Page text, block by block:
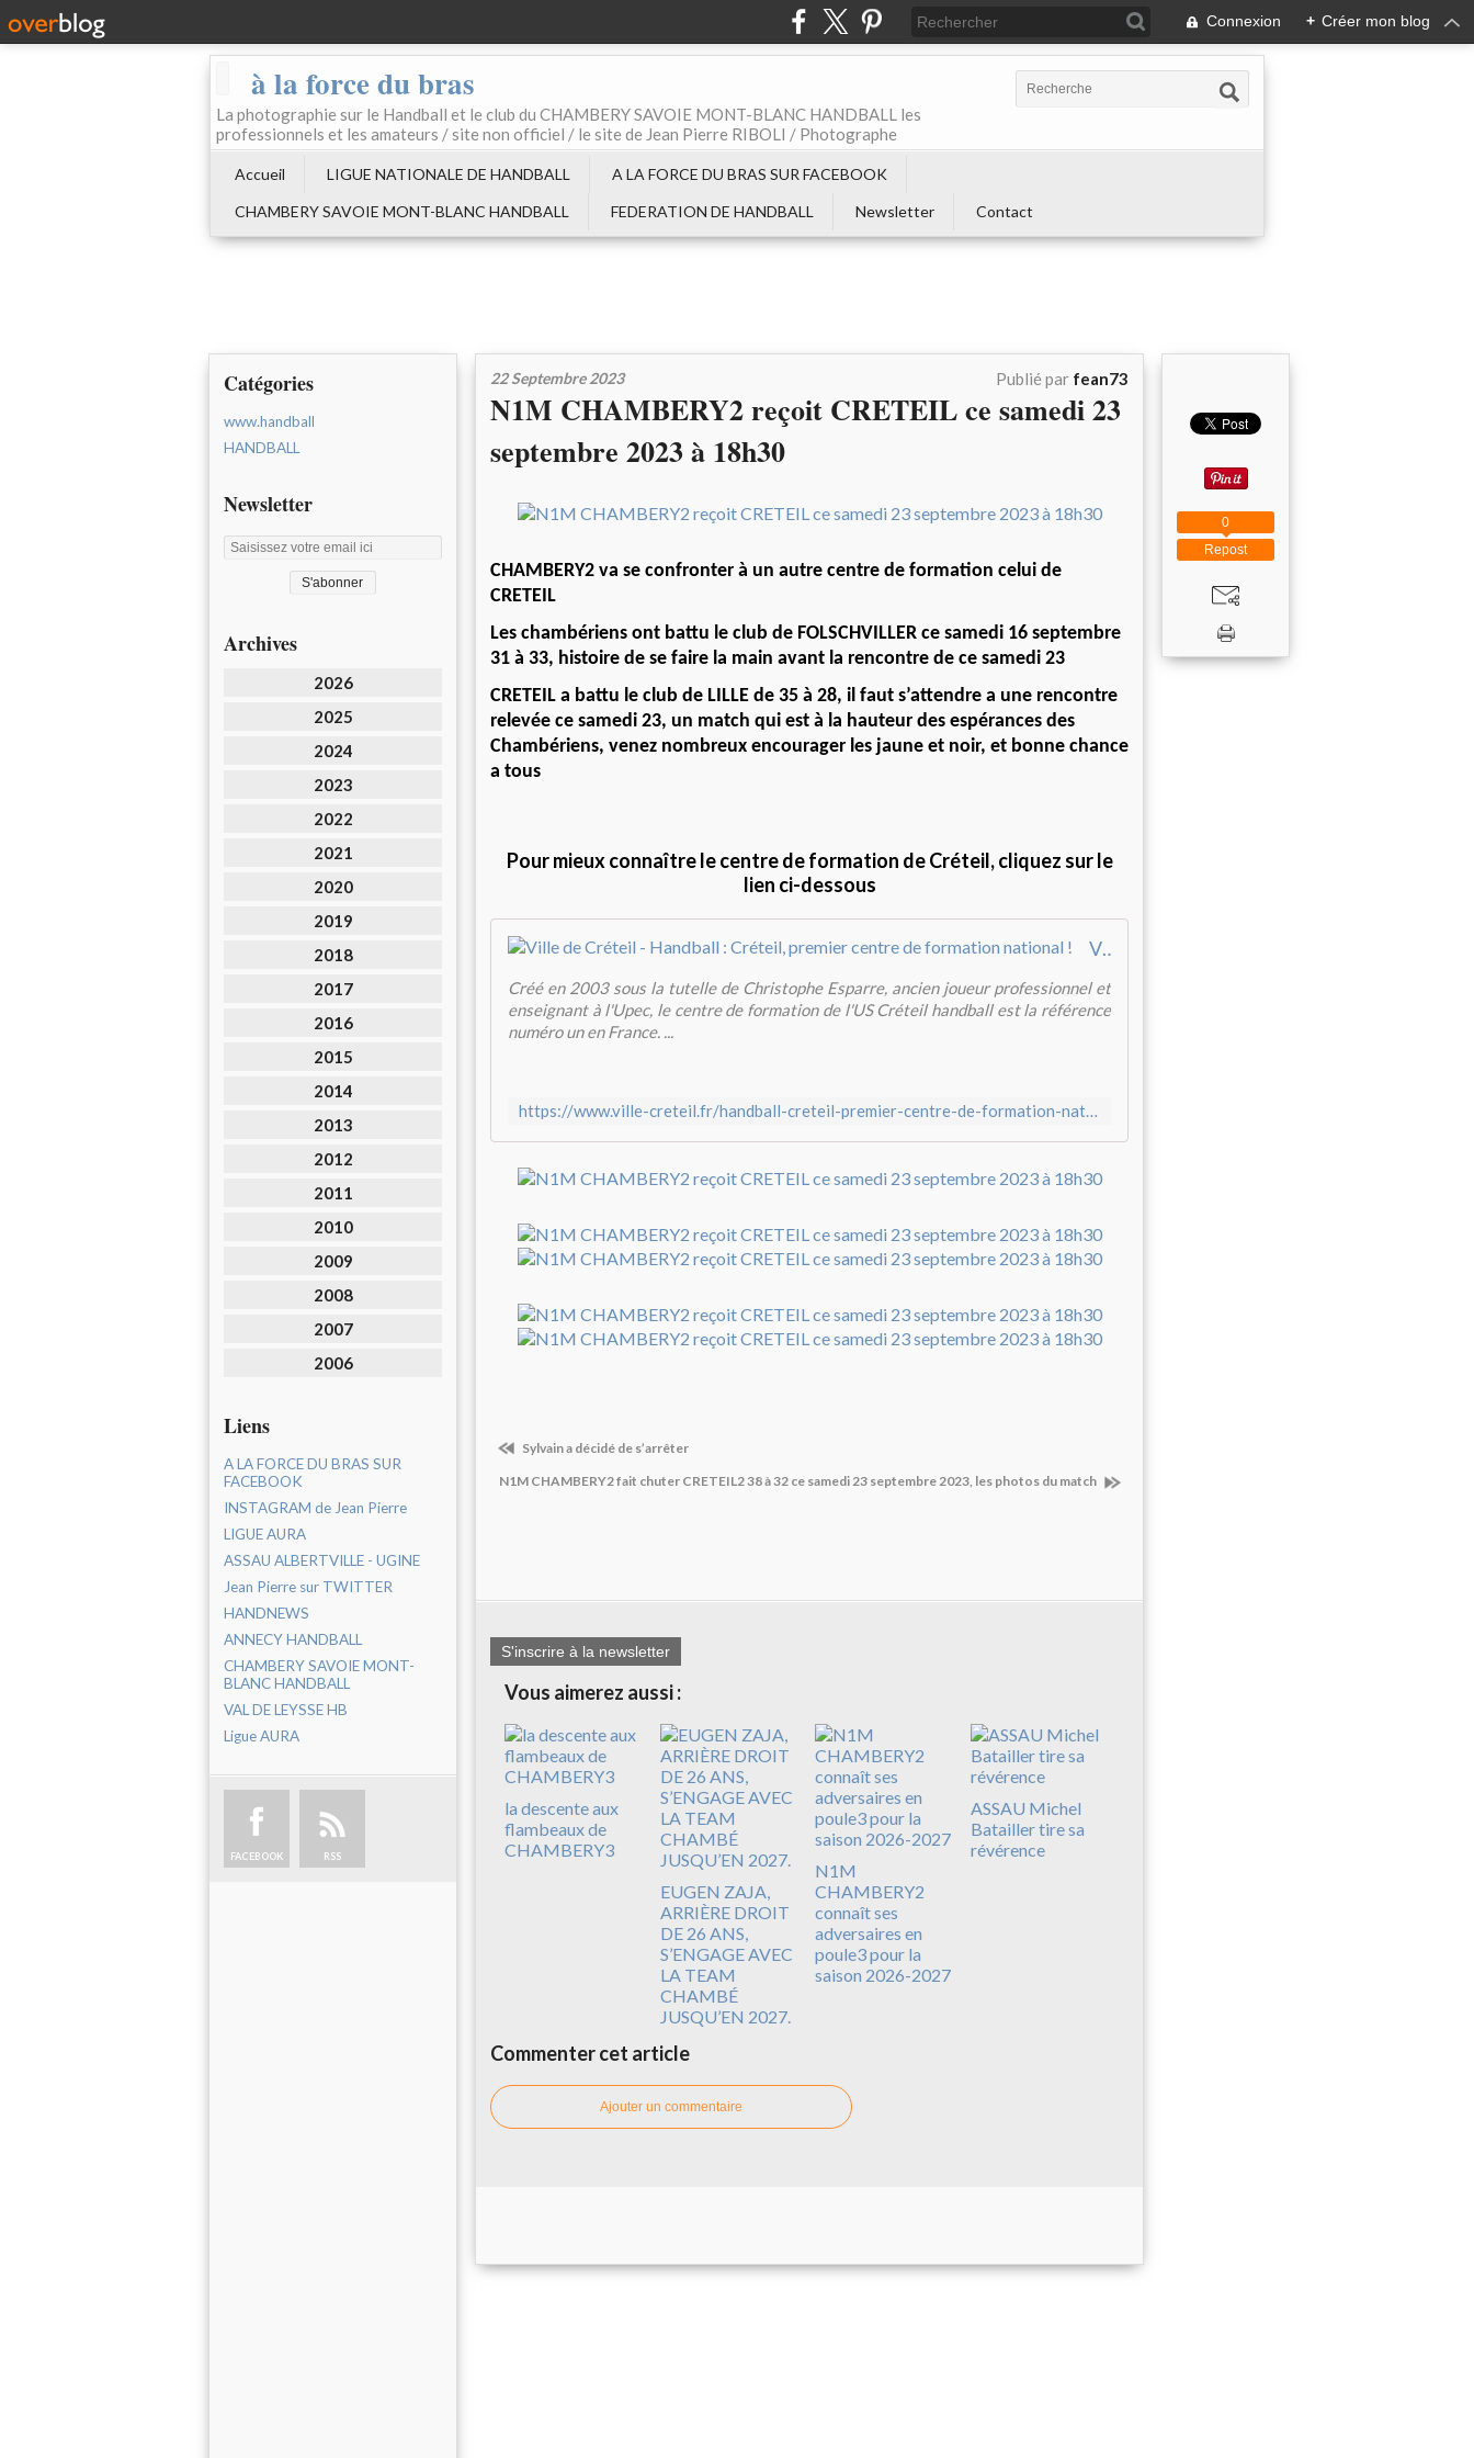
Connexion + Créer mon blog
à la force du bras
La photographie sur le Handball et le club du CHAMBERY SAVOIE MONT-BLANC HANDBALL les
professionnels et les amateurs / site non officiel / le site de Jean Pierre RIBOLI / Photographe
Accueil LIGUE NATIONALE DE HANDBALL
A LA FORCE DU BRAS SUR FACEBOOK
CHAMBERY SAVOIE MONT-BLANC HANDBALL
FEDERATION DE HANDBALL Newsletter Contact
Catégories
www.handball
HANDBALL
Newsletter
Archives
2026
2025
2024
2023
2022
2021
2020
2019
2018
2017
2016
2015
2014
2013
2012
2011
2010
2009
2008
2007
2006
Liens
A LA FORCE DU BRAS SUR
FACEBOOK
INSTAGRAM de Jean Pierre
LIGUE AURA
ASSAU ALBERTVILLE - UGINE
Jean Pierre sur TWITTER
HANDNEWS
ANNECY HANDBALL
CHAMBERY SAVOIE MONT-
BLANC HANDBALL
VAL DE LEYSSE HB
Ligue AURA
FACEBOOK RSS
22 Septembre 2023 Publié par fean73
N1M CHAMBERY2 reçoit CRETEIL ce samedi 23
septembre 2023 à 18h30
CHAMBERY2 va se confronter à un autre centre de formation celui de
CRETEIL
Les chambériens ont battu le club de FOLSCHVILLER ce samedi 16 septembre
31 à 33, histoire de se faire la main avant la rencontre de ce samedi 23
CRETEIL a battu le club de LILLE de 35 à 28, il faut s’attendre a une rencontre
relevée ce samedi 23, un match qui est à la hauteur des espérances des
Chambériens, venez nombreux encourager les jaune et noir, et bonne chance
a tous
Pour mieux connaître le centre de formation de Créteil, cliquez sur le
lien ci-dessous
Ville de Créteil - Handball : Créteil, premier centre de formation national !
Créé en 2003 sous la tutelle de Christophe Esparre, ancien joueur professionnel et
enseignant à l'Upec, le centre de formation de l'US Créteil handball est la référence
numéro un en France. ...
https://www.ville-creteil.fr/handball-creteil-premier-centre-de-formation-national
Sylvain a décidé de s’arrêter
N1M CHAMBERY2 fait chuter CRETEIL2 38 à 32 ce samedi 23 septembre 2023, les photos du match
S'inscrire à la newsletter
Vous aimerez aussi :
la descente aux
flambeaux de
CHAMBERY3
EUGEN ZAJA,
ARRIÈRE DROIT
DE 26 ANS,
S’ENGAGE AVEC
LA TEAM
CHAMBÉ
JUSQU’EN 2027.
N1M
CHAMBERY2
connaît ses
adversaires en
poule3 pour la
saison 2026-2027
ASSAU Michel
Batailler tire sa
révérence
Commenter cet article
Ajouter un commentaire
Repost
0